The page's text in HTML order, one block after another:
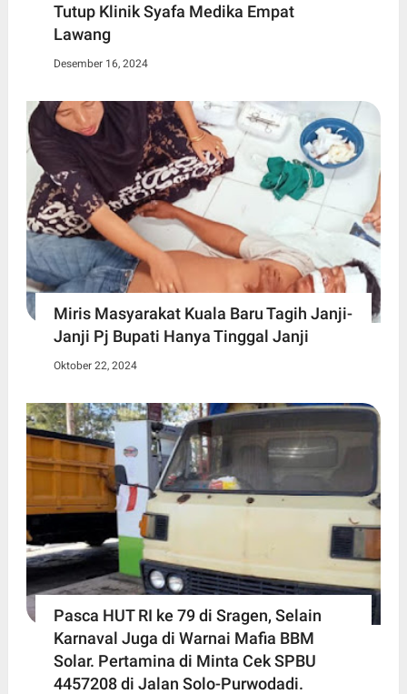
Tutup Klinik Syafa Medika Empat
Lawang
Desember 16, 2024
Miris Masyarakat Kuala Baru Tagih Janji-
Janji Pj Bupati Hanya Tinggal Janji
Oktober 22, 2024
Pasca HUT RI ke 79 di Sragen, Selain
Karnaval Juga di Warnai Mafia BBM
Solar. Pertamina di Minta Cek SPBU
4457208 di Jalan Solo-Purwodadi.